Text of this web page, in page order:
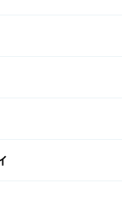
TOP
ル
ィTOP